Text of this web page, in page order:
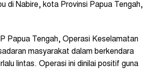
di Nabire, kota Provinsi Papua Tengah,
Papua Tengah, Operasi Keselamatan
masyarakat dalam berkendara
lintas. Operasi ini dinilai positif guna